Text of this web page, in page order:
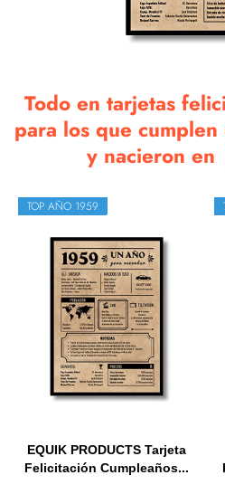
Todo en tarjetas
para los que
y nacieron en
TOP AÑO 1959
EQUIK PRODUCTS Tarjeta
Felicitación Cumpleaños...